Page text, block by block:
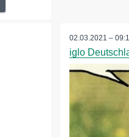
02.03.2021 –
iglo